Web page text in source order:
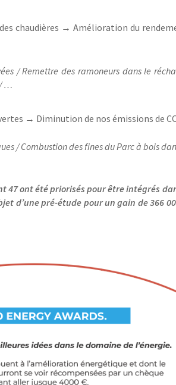
chaudières → Amélioration du
/ Remettre des ramoneurs dans le
/ …
→ Diminution de nos émissions de
/ Combustion des fines du Parc à bois
ont été priorisés pour être intégrés
d’une pré-étude pour un gain de 366